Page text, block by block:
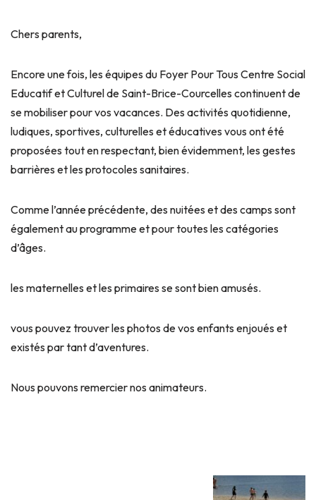
Chers parents,
Encore une fois, les équipes du Foyer Pour Tous Centre Social
Educatif et Culturel de Saint-Brice-Courcelles continuent de
se mobiliser pour vos vacances. Des activités quotidienne,
ludiques, sportives, culturelles et éducatives vous ont été
proposées tout en respectant, bien évidemment, les gestes
barrières et les protocoles sanitaires.
Comme l’année précédente, des nuitées et des camps sont
également au programme et pour toutes les catégories
d’âges.
les maternelles et les primaires se sont bien amusés.
vous pouvez trouver les photos de vos enfants enjoués et
existés par tant d’aventures.
Nous pouvons remercier nos animateurs.